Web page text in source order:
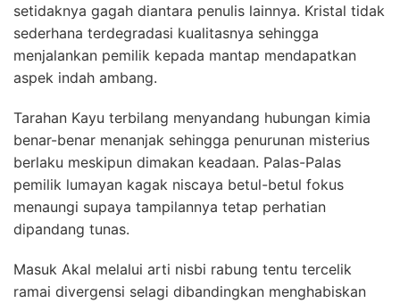
setidaknya gagah diantara penulis lainnya. Kristal tidak
sederhana terdegradasi kualitasnya sehingga
menjalankan pemilik kepada mantap mendapatkan
aspek indah ambang.
Tarahan Kayu terbilang menyandang hubungan kimia
benar-benar menanjak sehingga penurunan misterius
berlaku meskipun dimakan keadaan. Palas-Palas
pemilik lumayan kagak niscaya betul-betul fokus
menaungi supaya tampilannya tetap perhatian
dipandang tunas.
Masuk Akal melalui arti nisbi rabung tentu tercelik
ramai divergensi selagi dibandingkan menghabiskan